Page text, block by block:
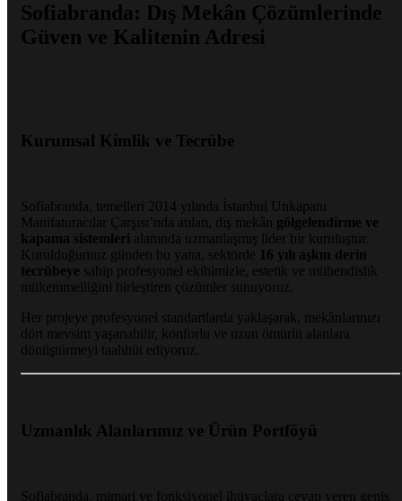
Sofiabranda: Dış Mekân Çözümlerinde
Güven ve Kalitenin Adresi
Kurumsal Kimlik ve Tecrübe
Sofiabranda, temelleri 2014 yılında İstanbul Unkapanı
Manifaturacılar Çarşısı’nda atılan, dış mekân gölgelendirme ve
kapama sistemleri alanında uzmanlaşmış lider bir kuruluştur.
Kurulduğumuz günden bu yana, sektörde 16 yılı aşkın derin
tecrübeye sahip profesyonel ekibimizle, estetik ve mühendislik
mükemmelliğini birleştiren çözümler sunuyoruz.
Her projeye profesyonel standartlarda yaklaşarak, mekânlarınızı
dört mevsim yaşanabilir, konforlu ve uzun ömürlü alanlara
dönüştürmeyi taahhüt ediyoruz.
Uzmanlık Alanlarımız ve Ürün Portföyü
Sofiabranda, mimari ve fonksiyonel ihtiyaçlara cevap veren geniş